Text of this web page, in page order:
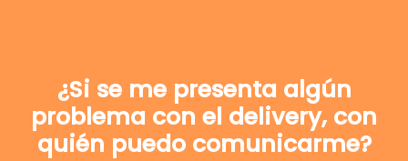
¿Si se me presenta algún
problema con el delivery, con
quién puedo comunicarme?